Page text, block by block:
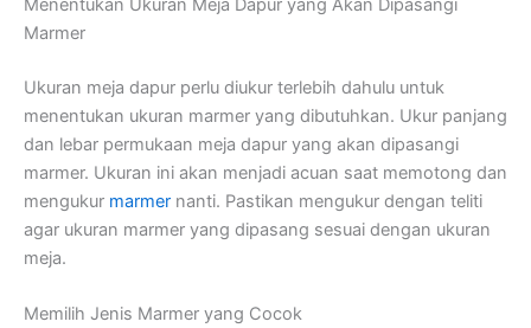
Menentukan Ukuran Meja Dapur yang Akan Dipasangi
Marmer
Ukuran meja dapur perlu diukur terlebih dahulu untuk
menentukan ukuran marmer yang dibutuhkan. Ukur panjang
dan lebar permukaan meja dapur yang akan dipasangi
marmer. Ukuran ini akan menjadi acuan saat memotong dan
mengukur marmer nanti. Pastikan mengukur dengan teliti
agar ukuran marmer yang dipasang sesuai dengan ukuran
meja.
Memilih Jenis Marmer yang Cocok